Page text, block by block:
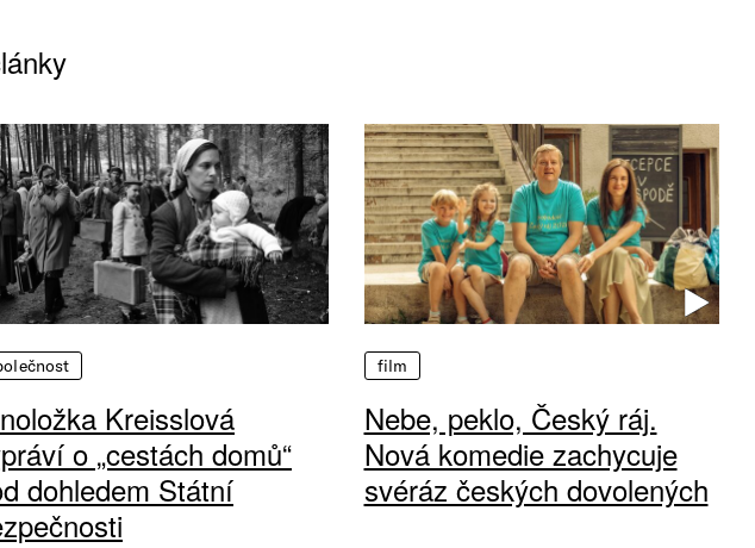
Kreisslová
o „cestách domů“
dohledem Státní
film
Nebe, peklo, Český ráj.
Nová komedie zachycuje
svéráz českých dovolených